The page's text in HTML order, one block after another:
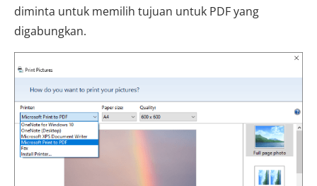
diminta untuk memilih tujuan untuk PDF yang
digabungkan.